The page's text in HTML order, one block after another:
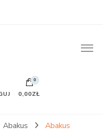
0
0,00ZŁ
Abakus
Abakus